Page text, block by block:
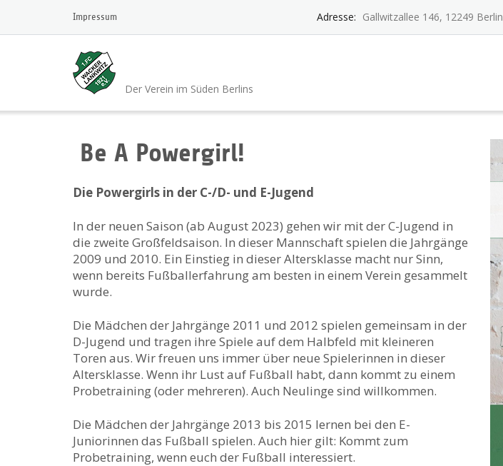
content
Impressum Adresse: Gallwitzallee 146, 12249 Berlin
Der Verein im Süden Berlins
Be A Powergirl!
Die Powergirls in der C-/D- und E-Jugend
In der neuen Saison (ab August 2023) gehen wir mit der C-Jugend in
die zweite Großfeldsaison. In dieser Mannschaft spielen die Jahrgänge
2009 und 2010. Ein Einstieg in dieser Altersklasse macht nur Sinn,
wenn bereits Fußballerfahrung am besten in einem Verein gesammelt
wurde.
Die Mädchen der Jahrgänge 2011 und 2012 spielen gemeinsam in der
D-Jugend und tragen ihre Spiele auf dem Halbfeld mit kleineren
Toren aus. Wir freuen uns immer über neue Spielerinnen in dieser
Altersklasse. Wenn ihr Lust auf Fußball habt, dann kommt zu einem
Probetraining (oder mehreren). Auch Neulinge sind willkommen.
Die Mädchen der Jahrgänge 2013 bis 2015 lernen bei den E-
Juniorinnen das Fußball spielen. Auch hier gilt: Kommt zum
Probetraining, wenn euch der Fußball interessiert.